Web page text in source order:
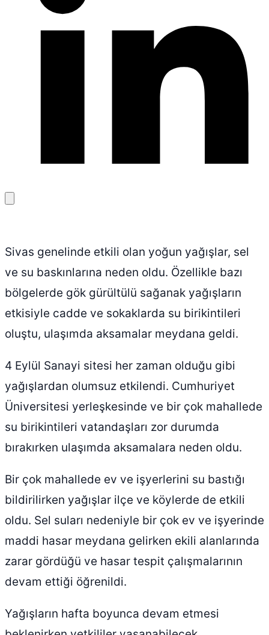
kopyala
Sivas genelinde etkili olan yoğun yağışlar, sel
ve su baskınlarına neden oldu. Özellikle bazı
bölgelerde gök gürültülü sağanak yağışların
etkisiyle cadde ve sokaklarda su birikintileri
oluştu, ulaşımda aksamalar meydana geldi.
4 Eylül Sanayi sitesi her zaman olduğu gibi
yağışlardan olumsuz etkilendi. Cumhuriyet
Üniversitesi yerleşkesinde ve bir çok mahallede
su birikintileri vatandaşları zor durumda
bırakırken ulaşımda aksamalara neden oldu.
Bir çok mahallede ev ve işyerlerini su bastığı
bildirilirken yağışlar ilçe ve köylerde de etkili
oldu. Sel suları nedeniyle bir çok ev ve işyerinde
maddi hasar meydana gelirken ekili alanlarında
zarar gördüğü ve hasar tespit çalışmalarının
devam ettiği öğrenildi.
Yağışların hafta boyunca devam etmesi